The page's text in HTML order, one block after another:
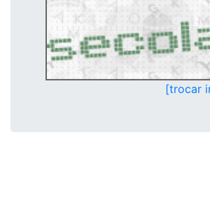
[trocar